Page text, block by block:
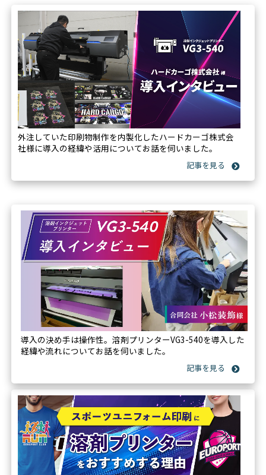
外注していた印刷物制作を内製化したハードカーゴ株式会
社様に導入の経緯や活用についてお話を伺いました。
導入の決め手は操作性。溶剤プリンターVG3-540を導入した
経緯や流れについてお話を伺いました。